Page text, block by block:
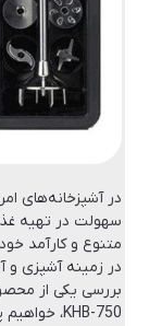
در آشپزخانه‌های
متنوع و کارآمد
در زمینه آشپزی و
بررسی یکی از
KHB-750، خواهیم پرداخت.